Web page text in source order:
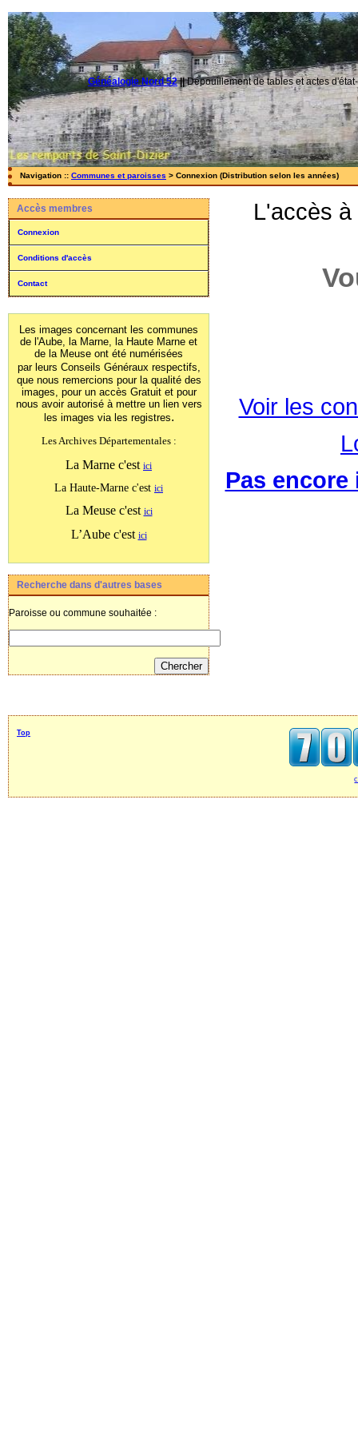
Généalogie Nord 52||Dépouillement de tables et actes
Navigation :: Communes et paroisses > Connexion (Distribution selon les années)
Accès membres
Connexion
Conditions d'accès
Contact
Les images concernant les communes
de l'Aube, la Marne, la Haute Marne et
de la Meuse ont été numérisées
par leurs Conseils Généraux respectifs,
que nous remercions pour la qualité des
images, pour un accès Gratuit et pour
nous avoir autorisé à mettre un lien vers
les images via les registres.
Les Archives Départementales :
La Marne c'est ici
La Haute-Marne c'est ici
La Meuse c'est ici
L’Aube c'est ici
Recherche dans d'autres bases
Paroisse ou commune souhaitée :
L'accès
Voir les
Pas
Top